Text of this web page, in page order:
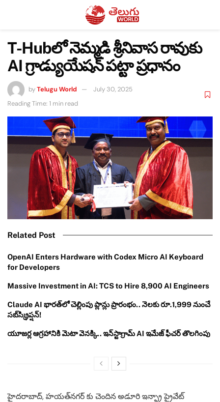
T-Hubలో నెమ్మడి శ్రీనివాస రావుకు
AI గ్రాడ్యుయేషన్ పట్టా ప్రధానం
byTelugu World
July 30, 2025
Reading Time: 1 min read
Related Post
OpenAI Enters Hardware with Codex Micro AI Keyboard
for Developers
Massive Investment in AI: TCS to Hire 8,900 AI Engineers
Claude AI భారత్‌లో చెల్లింపు ప్లాన్లు ప్రారంభం.. నెలకు రూ.1,999 నుంచే
సబ్‌స్క్రిప్షన్!
యూజర్ల ఆగ్రహానికి మెటా వెనక్కి.. ఇన్‌స్టాగ్రామ్ AI ఇమేజ్ ఫీచర్ తొలగింపు
హైదరాబాద్, హయత్‌నగర్ కు చెందిన అడూరి ఇన్ఫ్రా ప్రైవేట్